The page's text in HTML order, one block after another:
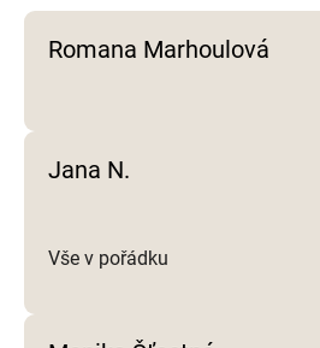
k
y
Romana Marhoulová
Jana N.
Vše v pořádku